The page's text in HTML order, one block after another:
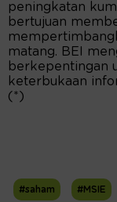
peningkatan
bertujuan
matang. BEI
berkepentingan
keterbukaan
(*)
#saham #MSIE